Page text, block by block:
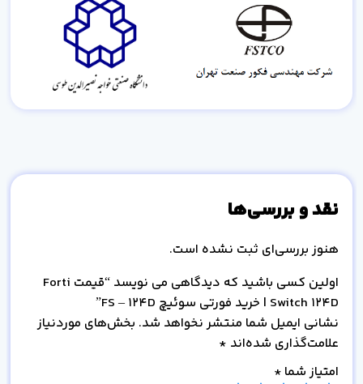
نقد و بررسی‌ها
هنوز بررسی‌ای ثبت نشده است.
اولین کسی باشید که دیدگاهی می نویسد “قیمت Forti
Switch 124D | خرید فورتی سوئیچ FS – 124D”
نشانی ایمیل شما منتشر نخواهد شد. بخش‌های موردنیاز
علامت‌گذاری شده‌اند *
امتیاز شما *